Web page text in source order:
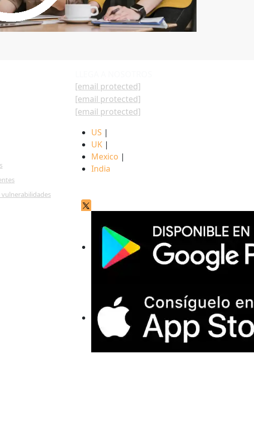
[email protected]
[email protected]
[email protected]
US |
UK |
Mexico |
India